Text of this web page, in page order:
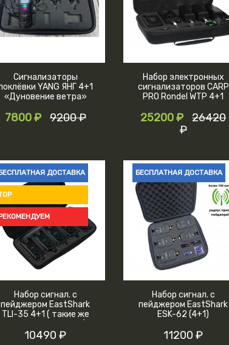
Сигнализаторы
YANG ЯНГ 4+1
«Дуновение ветра»
7800 ₽ 9200 ₽
Набор электронных
сигнализаторов CARP
PRO Rondel WTP 4+1
25200 ₽
26420
₽
ДОСТАВКА
Набор сигнал. с
пейджером EastShark
TLI-35 4+1 ( такие же
NEW Обновленная
10490 ₽
БЕСПЛАТНАЯ ДОСТАВКА
Набор сигнал. с
пейджером EastShark
ESK-62 (4+1)
11200 ₽